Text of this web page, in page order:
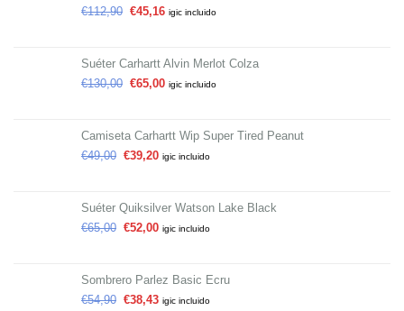
€112,90 €45,16 igic incluido
Suéter Carhartt Alvin Merlot Colza
€130,00 €65,00 igic incluido
Camiseta Carhartt Wip Super Tired Peanut
€49,00 €39,20 igic incluido
Suéter Quiksilver Watson Lake Black
€65,00 €52,00 igic incluido
Sombrero Parlez Basic Ecru
€54,90 €38,43 igic incluido